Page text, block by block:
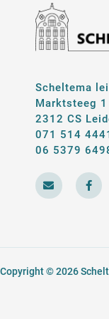
Scheltema
Marktsteeg 1
2312 CS
071 514
06 5379
E
n
v
e
F
a
c
k
f
Copyright © 2026